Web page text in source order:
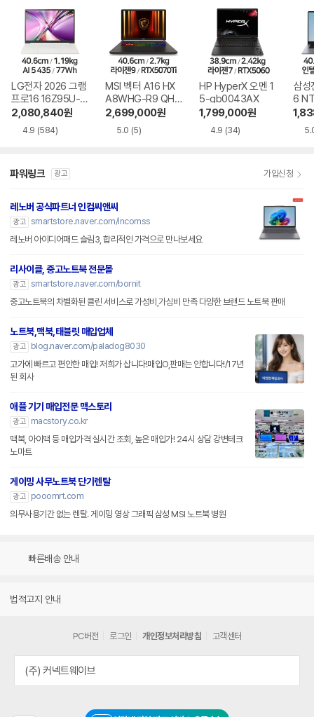
LG전자 2026 그램
프로16 16Z95U-G
S5WK
2,080,840원
4.9 (584)
MSI 벡터 A16 HX
A8WHG-R9 QHD
+
2,699,000원
5.0 (5)
HP HyperX 오멘 1
5-gb0043AX
1,799,000원
4.9 (34)
삼성
6
A
파워링크 광고 가입신청
레노버 공식파트너 인컴씨앤씨
광고 smartstore.naver.com/incomss
레노버 아이디어패드 슬림3, 합리적인 가격으로 만나보세요
리사이클, 중고노트북 전문몰
광고 smartstore.naver.com/bornit
중고노트북의 차별화된 클린 서비스로 가성비,가심비 만족 다양한 브랜드 노트북 판매
노트북,맥북,태블릿 매입업체
광고
blog.naver.com/paladog8030
고가에 빠르고 편안한 매입! 저희가 삽니다!매입O,판매는 안합니다!/17년
된 회사
애플 기기 매입전문 맥스토리
광고
macstory.co.kr
맥북, 아이맥 등 매입가격 실시간 조회, 높은 매입가! 24시 상담 강변테크
노마트
게이밍 사무노트북 단기렌탈
광고
pooomrt.com
의무사용기간 없는 렌탈. 게이밍 영상 그래픽 삼성 MSI 노트북 병원
빠른배송 안내
법적고지 안내
PC버전 로그인 개인정보처리방침 고객센터
(주) 커넥트웨이브